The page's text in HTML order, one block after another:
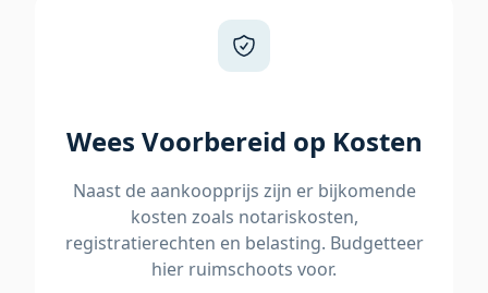
Wees Voorbereid op Kosten
Naast de aankoopprijs zijn er bijkomende
kosten zoals notariskosten,
registratierechten en belasting. Budgetteer
hier ruimschoots voor.